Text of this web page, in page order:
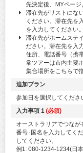
先決定後、MYページ
滞在先がリストにな
ください。滞在先を
を入力してください。
滞在先がホームステ
ださい。滞在先を入
住所、電話番号（携
常ツアーは市内主要
集合場所をこちらで
追加プラン
参加日を選択してくださ
入力事項 1 (必須)
オーストラリアでつな
番号･国名を入力してく
してください。
例1: 080-1234-1234(日